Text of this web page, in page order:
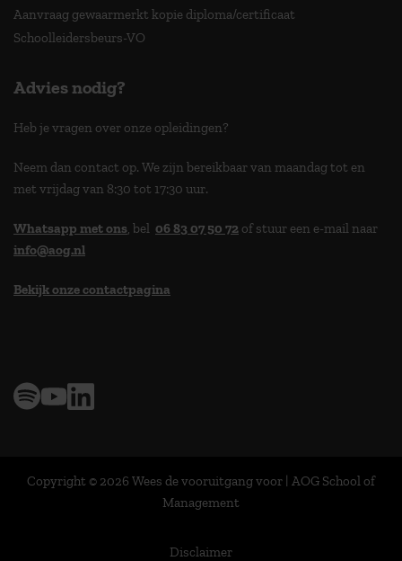
Aanvraag gewaarmerkt kopie diploma/certificaat
Schoolleidersbeurs-VO
Advies nodig?
Heb je vragen over onze opleidingen?
Neem dan contact op. We zijn bereikbaar van maandag tot en
met vrijdag van 8:30 tot 17:30 uur.
Whatsapp met ons, bel 06 83 07 50 72 of stuur een e-mail naar
info@aog.nl
Bekijk onze contactpagina
Copyright © 2026 Wees de vooruitgang voor | AOG School of
Management
Disclaimer